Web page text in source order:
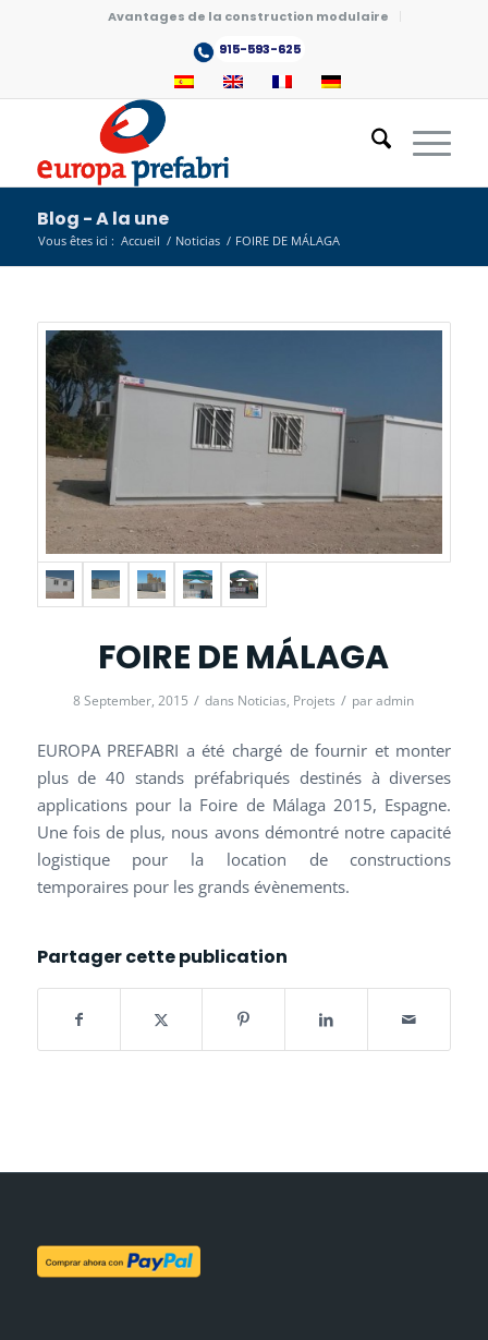
Avantages de la construction modulaire
915-593-625
Blog - A la une
Vous êtes ici : Accueil / Noticias / FOIRE DE MÁLAGA
FOIRE DE MÁLAGA
8 September, 2015 / dans Noticias, Projets / paradmin
EUROPA PREFABRI a été chargé de fournir et monter
plus de 40 stands préfabriqués destinés à diverses
applications pour la Foire de Málaga 2015, Espagne.
Une fois de plus, nous avons démontré notre capacité
logistique pour la location de constructions
temporaires pour les grands évènements.
Partager cette publication